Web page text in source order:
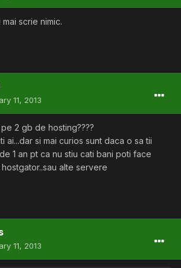
scrie nimic.
11, 2013
2 gb de hosting????
ai...dar si mai curios sunt daca o sa tii
1 an pt ca nu stiu cati bani poti face
alte servere
11, 2013